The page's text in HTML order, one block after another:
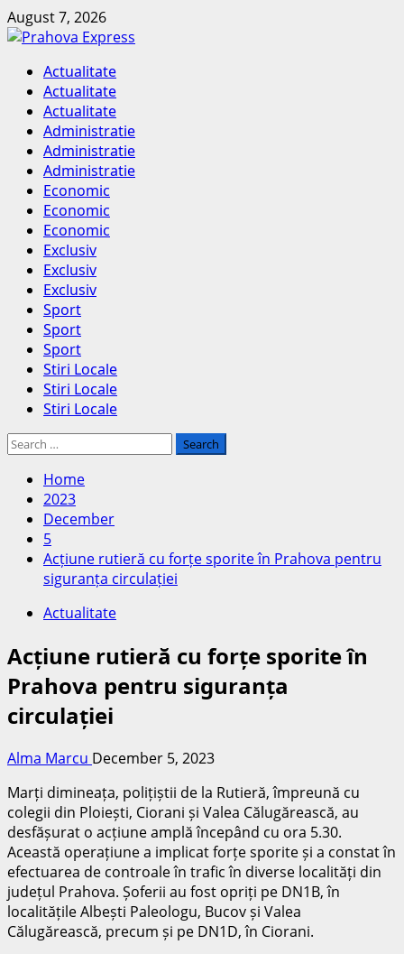
Skip
to
August 7, 2026
Primary
Menu
Actualitate
Actualitate
Actualitate
Administratie
Administratie
Administratie
Economic
Economic
Economic
Exclusiv
Exclusiv
Exclusiv
Sport
Sport
Sport
Stiri Locale
Stiri Locale
Stiri Locale
Search
Home
2023
December
5
Acțiune rutieră cu forțe sporite în Prahova pentru
siguranța circulației
Actualitate
Acțiune rutieră cu forțe sporite în
Prahova pentru siguranța
circulației
Alma Marcu December 5, 2023
Marți dimineața, polițiștii de la Rutieră, împreună cu
colegii din Ploiești, Ciorani și Valea Călugărească, au
desfășurat o acțiune amplă începând cu ora 5.30.
Această operațiune a implicat forțe sporite și a constat în
efectuarea de controale în trafic în diverse localități din
județul Prahova. Șoferii au fost opriți pe DN1B, în
localitățile Albești Paleologu, Bucov și Valea
Călugărească, precum și pe DN1D, în Ciorani.